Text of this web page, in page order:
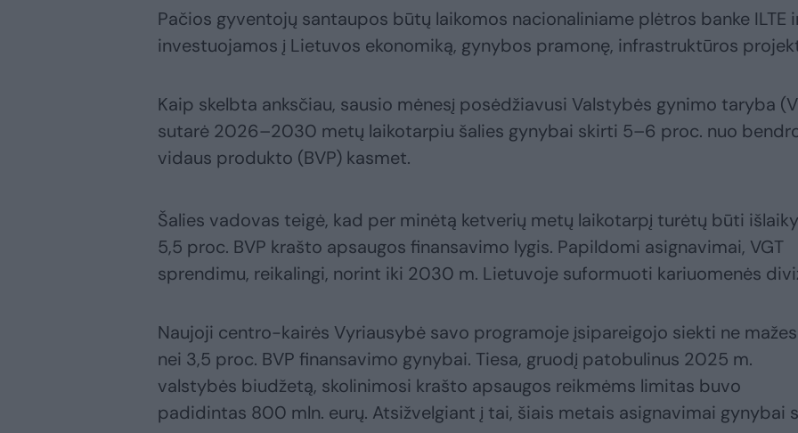
Pačios gyventojų santaupos būtų laikomos nacionaliniame plėtros banke ILTE
investuojamos į Lietuvos ekonomiką, gynybos pramonę, infrastruktūros
Kaip skelbta anksčiau, sausio mėnesį posėdžiavusi Valstybės gynimo taryba
sutarė 2026–2030 metų laikotarpiu šalies gynybai skirti 5–6 proc. nuo
vidaus produkto (BVP) kasmet.
Šalies vadovas teigė, kad per minėtą ketverių metų laikotarpį turėtų būti
5,5 proc. BVP krašto apsaugos finansavimo lygis. Papildomi asignavimai, VGT
sprendimu, reikalingi, norint iki 2030 m. Lietuvoje suformuoti kariuomenės
Naujoji centro-kairės Vyriausybė savo programoje įsipareigojo siekti ne
nei 3,5 proc. BVP finansavimo gynybai. Tiesa, gruodį patobulinus 2025 m.
valstybės biudžetą, skolinimosi krašto apsaugos reikmėms limitas buvo
padidintas 800 mln. eurų. Atsižvelgiant į tai, šiais metais asignavimai gynybai